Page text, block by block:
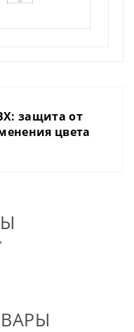
защита от
цвета